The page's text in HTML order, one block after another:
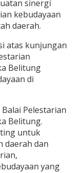
sinergi
kebudayaan
daerah.
atas kunjungan
Belitung
di
Pelestarian
Belitung.
untuk
daerah dan
yang